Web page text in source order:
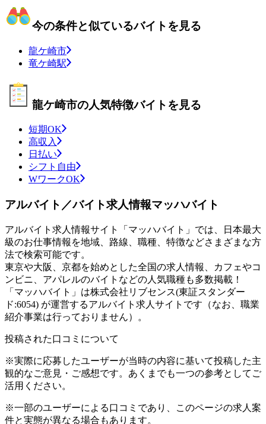
今の条件と似ているバイトを見る
龍ケ崎市
竜ケ崎駅
龍ケ崎市の人気特徴バイトを見る
短期OK
高収入
日払い
シフト自由
WワークOK
アルバイト／バイト求人情報マッハバイト
アルバイト求人情報サイト「マッハバイト」では、日本最大
級のお仕事情報を地域、路線、職種、特徴などさまざまな方
法で検索可能です。
東京や大阪、京都を始めとした全国の求人情報、カフェやコ
ンビニ、アパレルのバイトなどの人気職種も多数掲載！
「マッハバイト」は株式会社リブセンス(東証スタンダー
ド:6054) が運営するアルバイト求人サイトです（なお、職業
紹介事業は行っておりません）。
投稿された口コミについて
※実際に応募したユーザーが当時の内容に基いて投稿した主
観的なご意見・ご感想です。あくまでも一つの参考としてご
活用ください。
※一部のユーザーによる口コミであり、このページの求人案
件と実態が異なる場合もあります。